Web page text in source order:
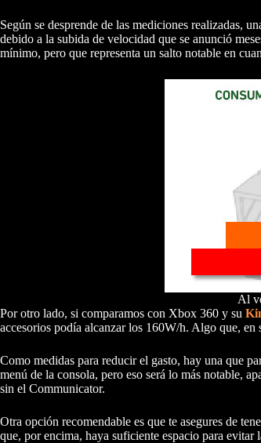
Según se desprende de las mediciones realizadas,
debido a la subida de velocidad que se anunció
mínimo, pero que representa un salto notable en
Al
Por otro lado, si comparamos con Xbox 360 y su
accesorios podía alcanzar los 160W/h. Algo que,
Como medidas para reducir el gasto, hay una que
menú de la consola, pero eso será lo más notable,
sin el Communicator.
Otra opción recomendable es que te asegures de
que, por encima, haya suficiente espacio para